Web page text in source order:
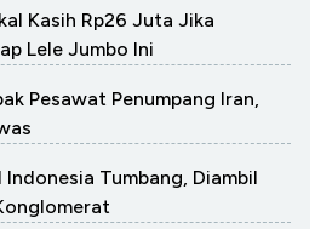
Kasih Rp26 Juta Jika
Lele Jumbo Ini
Pesawat Penumpang Iran,
Tumbang, Diambil